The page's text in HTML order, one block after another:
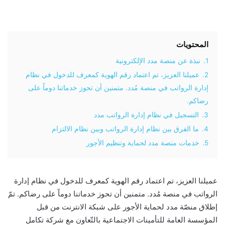
المحتويات
1.
نبذة عن منصة مدد الإلكترونية
2.
عميلنا العزيز، تم اعتماد رقم الهوية كمعرف للدخول في نظام
إدارة الرواتب في منصة مُدد. متمنين أن تحوز خدماتنا دوماً على
رضاكم.
3.
التسجيل في نظام إدارة الرواتب مدد
4.
ما الفرق بين نظام إدارة الرواتب وبين نظام الالتزام
5.
خدمات منصة مدد لحماية وتنظيم الأجور
عميلنا العزيز، تم اعتماد رقم الهوية كمعرف للدخول في نظام إدارة
الرواتب في منصة مُدد. متمنين أن تحوز خدماتنا دوماً على رضاكم. تمّ
إطلاق منصّة مدد لحماية الأجور على شبكة الانترنت من قبل
المؤسسة العامة للتأمينات الاجتماعية بالتّعاون مع شركة تكامل